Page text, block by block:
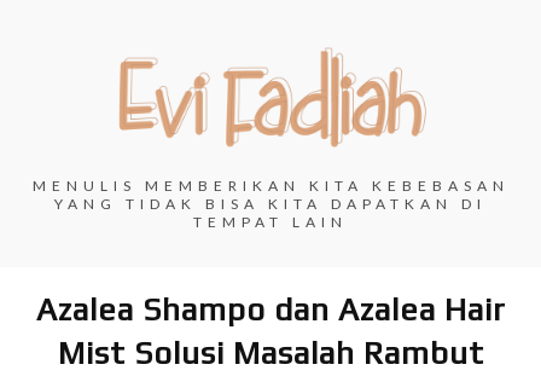
MENULIS MEMBERIKAN KITA KEBEBASAN
YANG TIDAK BISA KITA DAPATKAN DI
TEMPAT LAIN
Azalea Shampo dan Azalea Hair
Mist Solusi Masalah Rambut